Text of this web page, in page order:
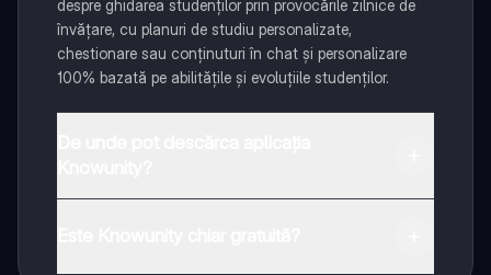
despre ghidarea studenților prin provocările zilnice de
învățare, cu planuri de studiu personalizate,
chestionare sau conținuturi în chat și personalizare
100% bazată pe abilitățile și evoluțiile studenților.